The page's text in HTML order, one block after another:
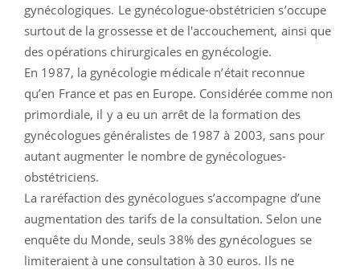
gynécologiques. Le gynécologue-obstétricien s’occupe
surtout de la grossesse et de l'accouchement, ainsi que
des opérations chirurgicales en gynécologie.
En 1987, la gynécologie médicale n’était reconnue
qu’en France et pas en Europe. Considérée comme non
primordiale, il y a eu un arrêt de la formation des
gynécologues généralistes de 1987 à 2003, sans pour
autant augmenter le nombre de gynécologues-
obstétriciens.
La raréfaction des gynécologues s’accompagne d’une
augmentation des tarifs de la consultation. Selon une
enquête du Monde, seuls 38% des gynécologues se
limiteraient à une consultation à 30 euros. Ils ne